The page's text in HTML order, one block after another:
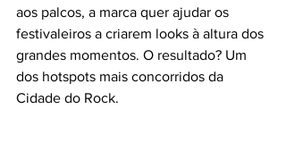
aos palcos, a marca quer ajudar os
festivaleiros a criarem looks à altura dos
grandes momentos. O resultado? Um
dos hotspots mais concorridos da
Cidade do Rock.